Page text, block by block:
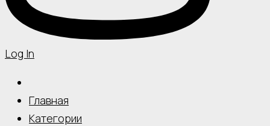
Log In
Главная
Категории